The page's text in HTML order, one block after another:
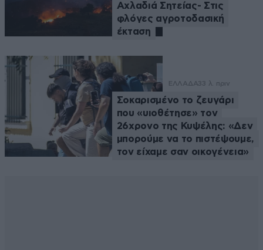
Αχλαδιά Σητείας- Στις
φλόγες αγροτοδασική
έκταση
ΕΛΛΑΔΑ33 λ. πριν
Σοκαρισμένο το ζευγάρι
που «υιοθέτησε» τον
26χρονο της Κυψέλης: «Δεν
μπορούμε να το πιστέψουμε,
τον είχαμε σαν οικογένεια»